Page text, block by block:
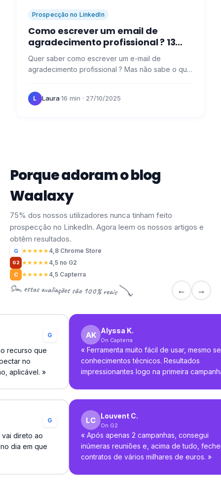
Prospecção no LinkedIn
Como escrever um email de
agradecimento profissional​ ? 13
modelos com exemplos concretos
Quer saber como escrever um e-mail de
agradecimento profissional ? Mas não sabe o que
é fácil, especialmente…
L Laura·16 min · 27/10/2025
Porque adoram o blog
Waalaxy
75% dos nossos utilizadores nunca tinham feito
prospecção no LinkedIn. Agora leem os nossos artigos e
obtêm resultados.
G ★★★★★4,8 Chrome Store
G2 ★★★★★4,5 no G2
C ★★★★★4,5 Capterra
Sim, estas avaliações são 100% reais ← →
G
recurso que
no
aplicável. »
Alyssa K.
On Capterra
« Ferramenta muito fácil de usar, mesmo
conhecimentos técnicos. Resultados
impressionantes logo na primeira
G
direto ao
dia em que
Louvent C.
On G2
« Após apenas 2 campanhas, consegui
inúmeras reuniões e, acima de tudo,
contratos de vários milhares de euros. »